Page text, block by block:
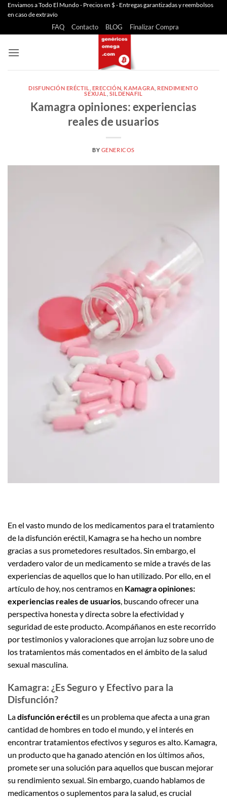
Saltar
Enviamos a Todo El Mundo - Precios en $ - Entregas garantizadas y reembolsos
en caso de extravío
FAQ Contacto BLOG Finalizar Compra
DISFUNCIÓN ERÉCTIL ERECCIÓN KAMAGRA RENDIMIENTO
SEXUAL SILDENAFIL
Kamagra opiniones: experiencias
reales de usuarios
BY GENERICOS
En el vasto mundo de los medicamentos para el tratamiento
de la disfunción eréctil, Kamagra se ha hecho un nombre
gracias a sus prometedores resultados. Sin embargo, el
verdadero valor de un medicamento se mide a través de las
experiencias de aquellos que lo han utilizado. Por ello, en el
artículo de hoy, nos centramos en Kamagra opiniones:
experiencias reales de usuarios, buscando ofrecer una
perspectiva honesta y directa sobre la efectividad y
seguridad de este producto. Acompáñanos en este recorrido
por testimonios y valoraciones que arrojan luz sobre uno de
los tratamientos más comentados en el ámbito de la salud
sexual masculina.
Kamagra: ¿Es Seguro y Efectivo para la
Disfunción?
Ladisfunción eréctiles un problema que afecta a una gran
cantidad de hombres en todo el mundo, y el interés en
encontrar tratamientos efectivos y seguros es alto. Kamagra,
un producto que ha ganado atención en los últimos años,
promete ser una solución para aquellos que buscan mejorar
su rendimiento sexual. Sin embargo, cuando hablamos de
medicamentos o suplementos para la salud, es crucial